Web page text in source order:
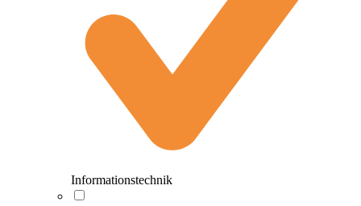
Informationstechnik